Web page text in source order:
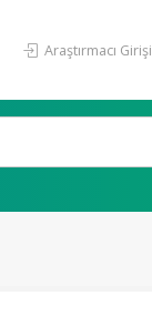
Araştırmacı Girişi